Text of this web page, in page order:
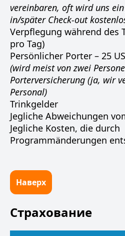
vereinbaren, oft wird uns
in/später Check-out
Verpflegung während des
pro Tag)
Persönlicher Porter – 25
(wird meist von zwei
Porterversicherung (ja, wir
Personal)
Trinkgelder
Jegliche Abweichungen
Jegliche Kosten, die durch
Programmänderungen
Наверх
Страхование